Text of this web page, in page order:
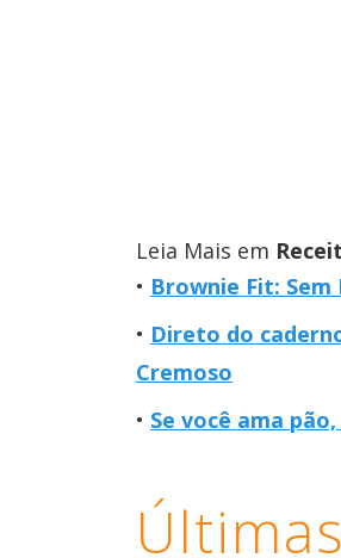
Leia Mais em
Brownie Fit: Sem
Direto do
Cremoso
Se você ama
Últimas